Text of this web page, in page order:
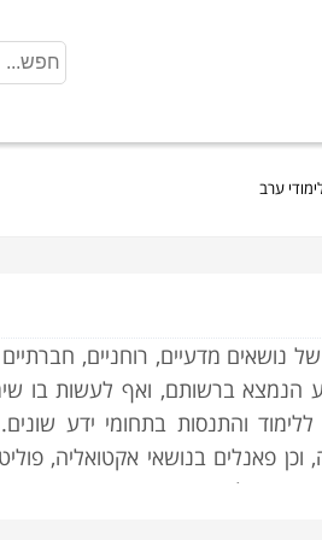
ערב
נושאים מדעיים, רוחניים,
ברשותם, ואף לעשות בו
והתנסות בתחומי ידע
וכן פאנלים בנושאי אקטואליה,
הדעת, להכיר אנשים חדשים,